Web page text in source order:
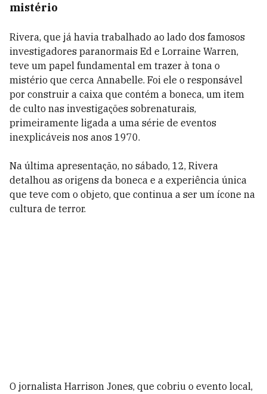
mistério
Rivera, que já havia trabalhado ao lado dos famosos
investigadores paranormais Ed e Lorraine Warren,
teve um papel fundamental em trazer à tona o
mistério que cerca Annabelle. Foi ele o responsável
por construir a caixa que contém a boneca, um item
de culto nas investigações sobrenaturais,
primeiramente ligada a uma série de eventos
inexplicáveis nos anos 1970.
Na última apresentação, no sábado, 12, Rivera
detalhou as origens da boneca e a experiência única
que teve com o objeto, que continua a ser um ícone na
cultura de terror.
O jornalista Harrison Jones, que cobriu o evento local,